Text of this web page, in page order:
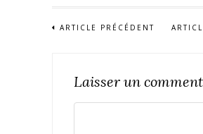
ARTICLE PRÉCÉDENT
Laisser un